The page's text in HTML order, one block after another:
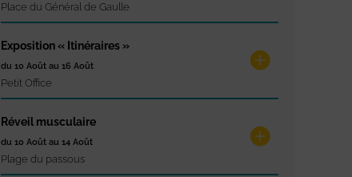
Place du Général de Gaulle
Exposition « Itinéraires »
du 10 Août au 16 Août
Petit Office
Réveil musculaire
du 10 Août au 14 Août
Plage du passous